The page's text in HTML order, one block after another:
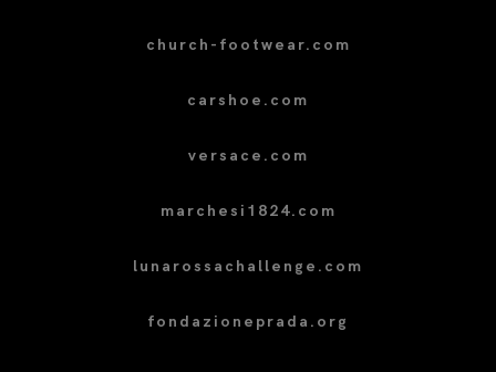
church-footwear.com
carshoe.com
versace.com
marchesi1824.com
lunarossachallenge.com
fondazioneprada.org